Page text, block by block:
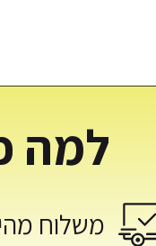
למה
משלוח מהיר